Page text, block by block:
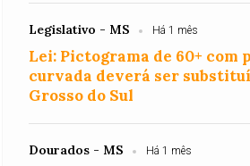
Legislativo - MS Há 1 mês
Lei: Pictograma de 60+ com
curvada deverá ser
Grosso do Sul
Dourados - MS Há 1 mês